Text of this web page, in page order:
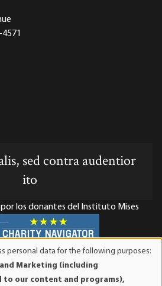
feed
sed contra audentior
ito
los donantes del Instituto Mises
sin fines de lucro 501(c)(3)
contribuciones son deducibles de
personal data for the following purposes:
Marketing (including
to our content and programs),